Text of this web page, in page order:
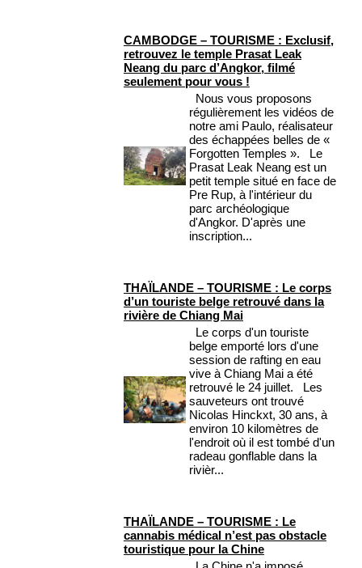
CAMBODGE – TOURISME : Exclusif,
retrouvez le temple Prasat Leak
Neang du parc d’Angkor, filmé
seulement pour vous !
Nous vous proposons
régulièrement les vidéos de
notre ami Paulo, réalisateur
des échappées belles de «
Forgotten Temples ». Le
Prasat Leak Neang est un
petit temple situé en face de
Pre Rup, à l'intérieur du
parc archéologique
d'Angkor. D'après une
inscription...
THAÏLANDE – TOURISME : Le corps
d’un touriste belge retrouvé dans la
rivière de Chiang Mai
Le corps d'un touriste
belge emporté lors d'une
session de rafting en eau
vive à Chiang Mai a été
retrouvé le 24 juillet. Les
sauveteurs ont trouvé
Nicolas Hinckxt, 30 ans, à
environ 10 kilomètres de
l'endroit où il est tombé d'un
radeau gonflable dans la
rivièr...
THAÏLANDE – TOURISME : Le
cannabis médical n’est pas obstacle
touristique pour la Chine